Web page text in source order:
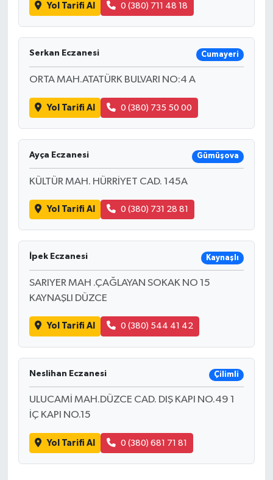
Yol Tarifi Al 0 (380) 711 48 18
Serkan Eczanesi Cumayeri
ORTA MAH.ATATÜRK BULVARI NO:4 A
Yol Tarifi Al 0 (380) 735 50 00
Ayça Eczanesi Gümüşova
KÜLTÜR MAH. HÜRRİYET CAD. 145A
Yol Tarifi Al 0 (380) 731 28 81
İpek Eczanesi Kaynaşlı
SARIYER MAH .ÇAĞLAYAN SOKAK NO 15
KAYNAŞLI DÜZCE
Yol Tarifi Al 0 (380) 544 41 42
Neslihan Eczanesi Çilimli
ULUCAMİ MAH.DÜZCE CAD. DIŞ KAPI NO.49 1
İÇ KAPI NO.15
Yol Tarifi Al 0 (380) 681 71 81